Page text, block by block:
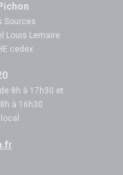
Sources
Louis Lemaire
cedex
8h à 17h30 et
à 16h30